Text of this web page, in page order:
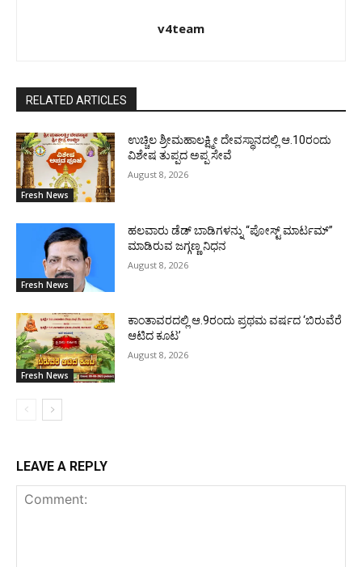
v4team
RELATED ARTICLES
Fresh News
ಉಚ್ಚಿಲ ಶ್ರೀಮಹಾಲಕ್ಷ್ಮೀ ದೇವಸ್ಥಾನದಲ್ಲಿ ಆ.10ರಂದು
ವಿಶೇಷ ತುಪ್ಪದ ಅಪ್ಪ ಸೇವೆ
August 8, 2026
Fresh News
ಹಲವಾರು ಡೆಡ್ ಬಾಡಿಗಳನ್ನು “ಪೋಸ್ಟ್ ಮಾರ್ಟಮ್”
ಮಾಡಿರುವ ಜಗ್ಗಣ್ಣ ನಿಧನ
August 8, 2026
Fresh News
ಕಾಂತಾವರದಲ್ಲಿ ಆ.9ರಂದು ಪ್ರಥಮ ವರ್ಷದ ‘ಬಿರುವೆರೆ
ಆಟಿದ ಕೂಟ’
August 8, 2026
LEAVE A REPLY